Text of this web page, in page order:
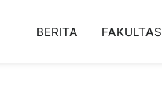
Bisnis
BERITA FAKULTAS